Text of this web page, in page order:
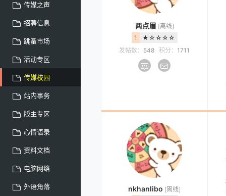
传媒之声
招聘信息
跳蚤市场
活动专区
传媒校园
站内事务
版主专区
心情语录
资料文档
电脑网络
外语角落
两点眉 [离线]
1
★☆☆☆☆
发帖数： 548 积分： 1711
nkhanlibo [离线]